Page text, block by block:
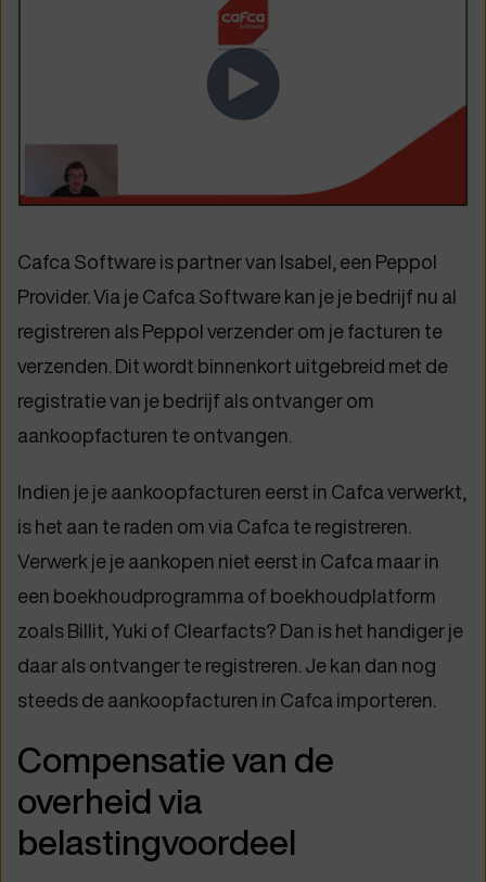
Cafca Software is partner van Isabel, een Peppol
Provider. Via je Cafca Software kan je je bedrijf nu al
registreren als Peppol verzender om je facturen te
verzenden. Dit wordt binnenkort uitgebreid met de
registratie van je bedrijf als ontvanger om
aankoopfacturen te ontvangen.
Indien je je aankoopfacturen eerst in Cafca verwerkt,
is het aan te raden om via Cafca te registreren.
Verwerk je je aankopen niet eerst in Cafca maar in
een boekhoudprogramma of boekhoudplatform
zoals Billit, Yuki of Clearfacts? Dan is het handiger je
daar als ontvanger te registreren. Je kan dan nog
steeds de aankoopfacturen in Cafca importeren.
Compensatie van de
overheid via
belastingvoordeel